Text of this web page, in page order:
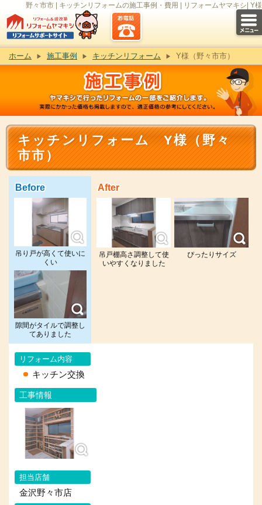
野々市市 | キッチンリフォームの施工事例・費用 | リフォームヤマキシ| Y様
ホーム 施工事例 キッチンリフォーム Y様（野々市市）
キッチンリフォーム Y様（野々
市市）
Before
吊り戸が高くて使いに
くい
隙間がタイルで調整し
てありました
After
吊戸棚高さ調整して使
いやすくなりました
ぴったりサイズ
リフォーム内容
キッチン交換
工事情報
担当店舗
金沢野々市店